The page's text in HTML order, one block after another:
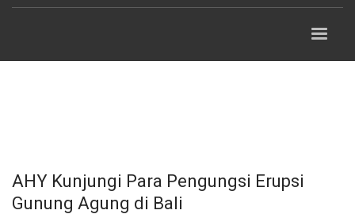
AHY Kunjungi Para Pengungsi Erupsi
Gunung Agung di Bali